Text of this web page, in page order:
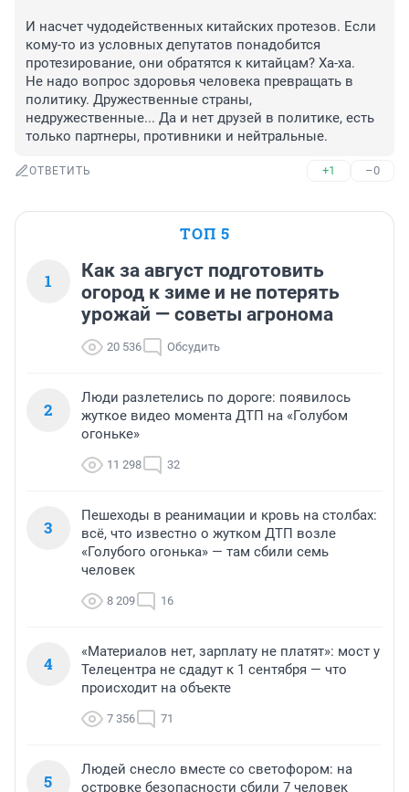
И насчет чудодейственных китайских протезов. Если
кому-то из условных депутатов понадобится
протезирование, они обратятся к китайцам? Ха-ха.
Не надо вопрос здоровья человека превращать в
политику. Дружественные страны,
недружественные... Да и нет друзей в политике, есть
только партнеры, противники и нейтральные.
ОТВЕТИТЬ +1 –0
ТОП 5
1
Как за август подготовить
огород к зиме и не потерять
урожай — советы агронома
20 536 Обсудить
2
Люди разлетелись по дороге: появилось
жуткое видео момента ДТП на «Голубом
огоньке»
11 298 32
3
Пешеходы в реанимации и кровь на столбах:
всё, что известно о жутком ДТП возле
«Голубого огонька» — там сбили семь
человек
8 209 16
4
«Материалов нет, зарплату не платят»: мост у
Телецентра не сдадут к 1 сентября — что
происходит на объекте
7 356 71
5
Людей снесло вместе со светофором: на
островке безопасности сбили 7 человек